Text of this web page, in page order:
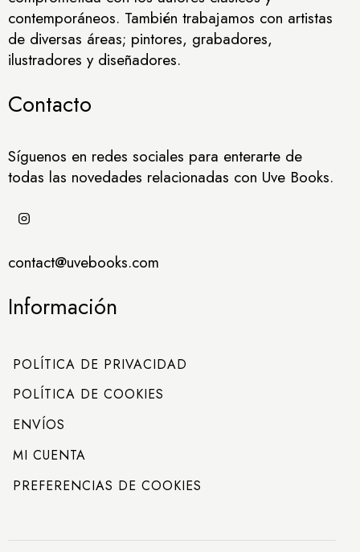
contemporáneos. También trabajamos con artistas
de diversas áreas; pintores, grabadores,
ilustradores y diseñadores.
Contacto
Síguenos en redes sociales para enterarte de
todas las novedades relacionadas con Uve Books.
contact@uvebooks.com
Información
POLÍTICA DE PRIVACIDAD
POLÍTICA DE COOKIES
ENVÍOS
MI CUENTA
PREFERENCIAS DE COOKIES